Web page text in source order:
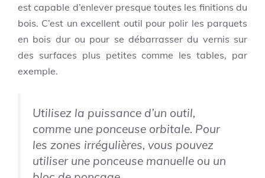
est capable d’enlever presque toutes les finitions du
bois. C’est un excellent outil pour polir les parquets
en bois dur ou pour se débarrasser du vernis sur
des surfaces plus petites comme les tables, par
exemple.
Utilisez la puissance d’un outil,
comme une ponceuse orbitale. Pour
les zones irrégulières, vous pouvez
utiliser une ponceuse manuelle ou un